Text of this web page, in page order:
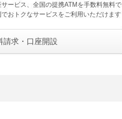
ービス、全国の提携ATMを手数料無料で
おトクなサービスをご利用いただけます
請求・口座開設